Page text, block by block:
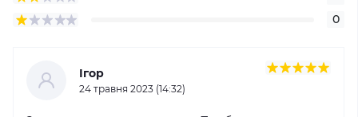
0
Ігор
24 травня 2023 (14:32)